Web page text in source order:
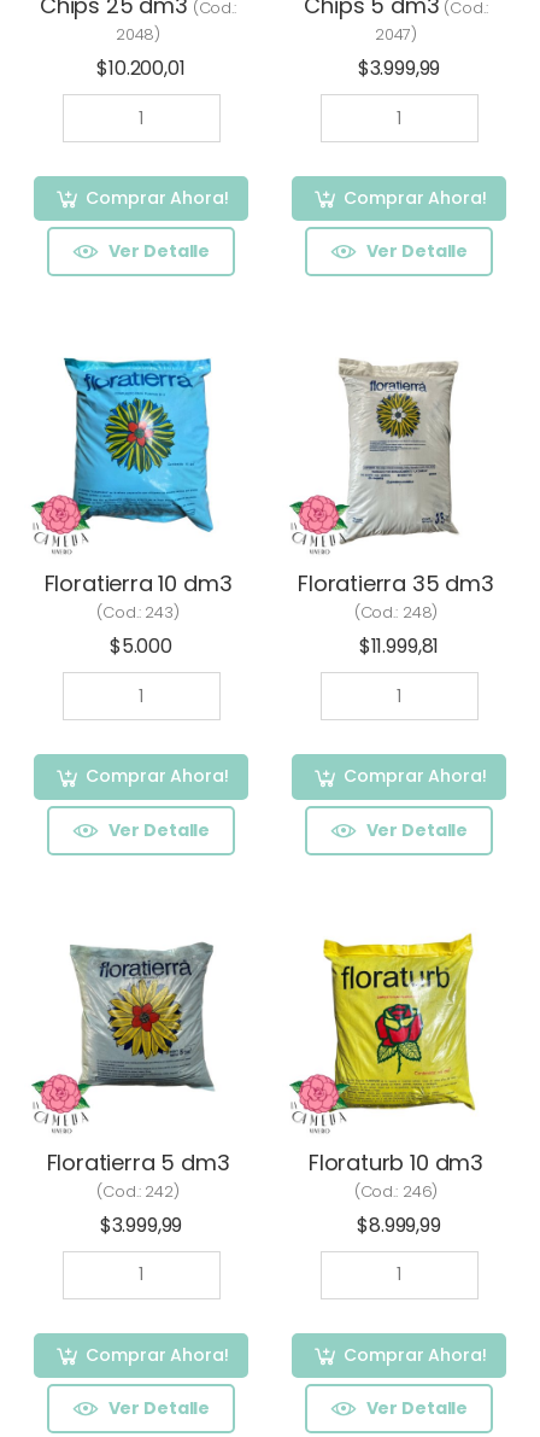
(Cod.:
2048)
$10.200,01
Comprar Ahora!
Ver Detalle
(Cod.:
2047)
$3.999,99
Comprar Ahora!
Ver Detalle
Floratierra 10 dm3
(Cod.: 243)
$5.000
Comprar Ahora!
Ver Detalle
Floratierra 35 dm3
(Cod.: 248)
$11.999,81
Comprar Ahora!
Ver Detalle
Floratierra 5 dm3
(Cod.: 242)
$3.999,99
Comprar Ahora!
Ver Detalle
Floraturb 10 dm3
(Cod.: 246)
$8.999,99
Comprar Ahora!
Ver Detalle